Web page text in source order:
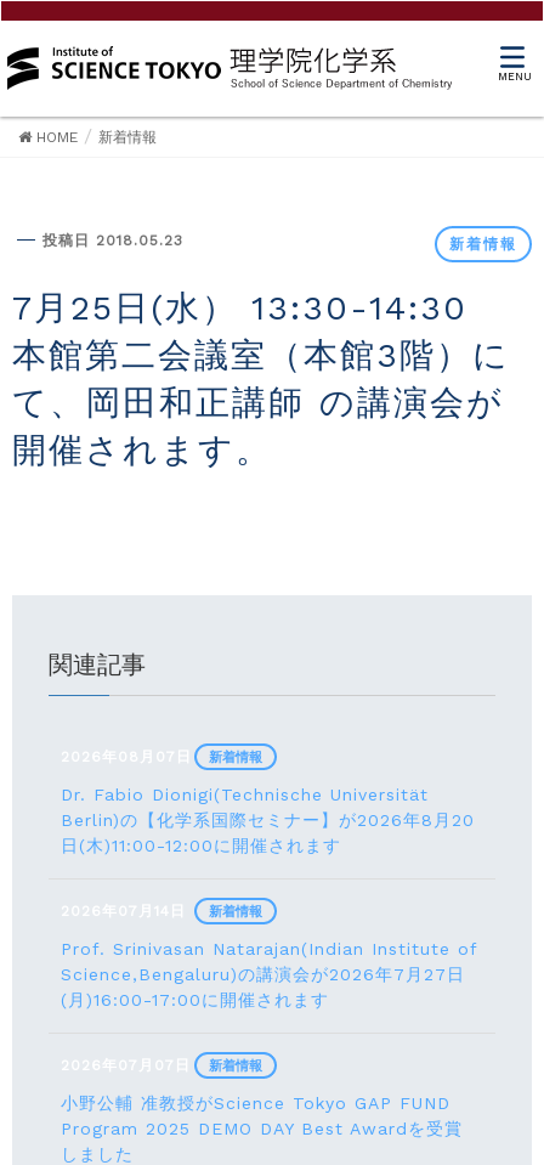
MENU
HOME 新着情報
投稿日 2018.05.23 新着情報
7月25日(水） 13:30-14:30
本館第二会議室（本館3階）に
て、岡田和正講師 の講演会が
開催されます。
関連記事
2026年08月07日
Dr. Fabio Dionigi(Technische Universität
Berlin)の【化学系国際セミナー】が2026年8⽉20
⽇(⽊)11:00-12:00に開催されます
新着情報
2026年07月14日
Prof. Srinivasan Natarajan(Indian Institute of
Science,Bengaluru)の講演会が2026年7月27⽇
(月)16:00-17:00に開催されます
新着情報
2026年07月07日
小野公輔 准教授がScience Tokyo GAP FUND
Program 2025 DEMO DAY Best Awardを受賞
しました
新着情報